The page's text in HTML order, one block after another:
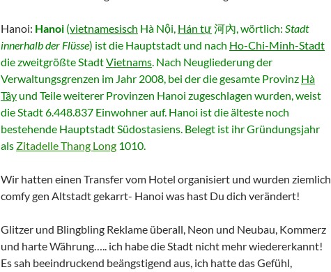
Hanoi: Hanoi (vietnamesisch Hà Nội, Hán tự河內, wörtlich: Stadt
innerhalb der Flüsse) ist die Hauptstadt und nach Ho-Chi-Minh-Stadt
die zweitgrößte StadtVietnams. Nach Neugliederung der
Verwaltungsgrenzen im Jahr 2008, bei der die gesamte Provinz Hà
Tây und Teile weiterer Provinzen Hanoi zugeschlagen wurden, weist
die Stadt 6.448.837 Einwohner auf. Hanoi ist die älteste noch
bestehende Hauptstadt Südostasiens. Belegt ist ihr Gründungsjahr
als Zitadelle Thang Long 1010.
Wir hatten einen Transfer vom Hotel organisiert und wurden ziemlich
comfy gen Altstadt gekarrt- Hanoi was hast Du dich verändert!
Glitzer und Blingbling Reklame überall, Neon und Neubau, Kommerz
und harte Währung….. ich habe die Stadt nicht mehr wiedererkannt!
Es sah beeindruckend beängstigend aus, ich hatte das Gefühl,